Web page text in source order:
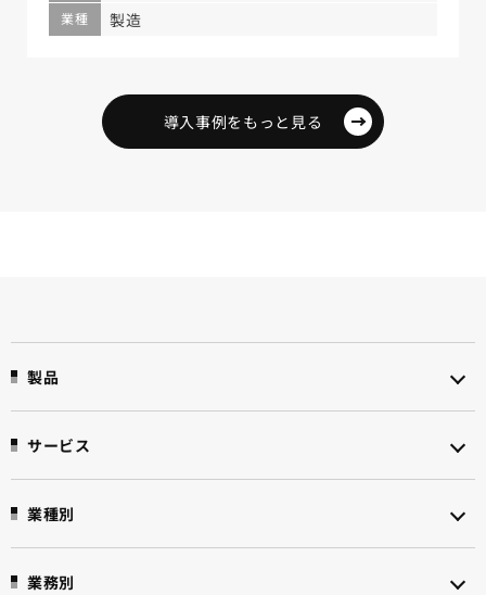
業種 製造
導入事例をもっと見る
製品
サービス
業種別
業務別